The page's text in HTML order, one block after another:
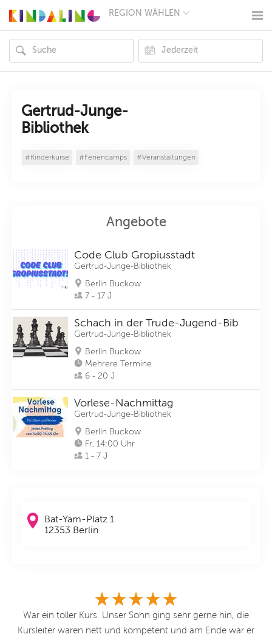
REGION WÄHLEN
MÜNCHEN
HAMBURG
FRANKFURT
KÖLN
ESSEN
HANNOVER
NÜRNBERG
Gertrud-Junge-
Bibliothek
#Kinderkurse #Feriencamps #Veranstaltungen
Angebote
Code Club Gropiusstadt
Gertrud-Junge-Bibliothek
Berlin Buckow
7 - 17 J
Schach in der Trude-Jugend-Bib
Gertrud-Junge-Bibliothek
Berlin Buckow
Mehrere Termine
6 - 20 J
Vorlese-Nachmittag
Gertrud-Junge-Bibliothek
Berlin Buckow
Fr, 14:00 Uhr
1 - 7 J
Bat-Yam-Platz 1
12353 Berlin
War ein toller Kurs. Unser Sohn ging sehr gerne hin, die
Kursleiter waren nett und kompetent und am Ende war er